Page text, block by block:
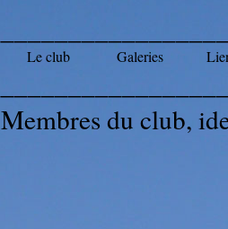
Galeries
Le club
Membres du club,